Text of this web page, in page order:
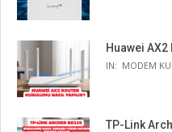
Huawei
IN: MODEM
TP-Link